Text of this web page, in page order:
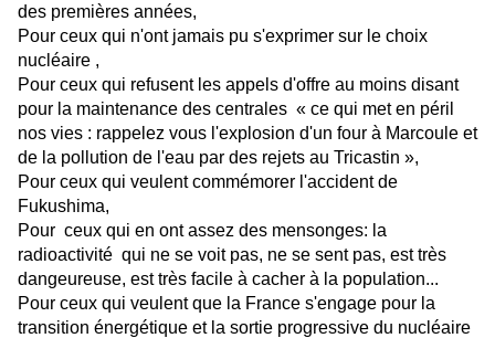
des premières années,
Pour ceux qui n'ont jamais pu s'exprimer sur le choix
nucléaire ,
Pour ceux qui refusent les appels d'offre au moins disant
pour la maintenance des centrales « ce qui met en péril
nos vies : rappelez vous l'explosion d'un four à Marcoule et
de la pollution de l'eau par des rejets au Tricastin »,
Pour ceux qui veulent commémorer l'accident de
Fukushima,
Pour ceux qui en ont assez des mensonges: la
radioactivité qui ne se voit pas, ne se sent pas, est très
dangeureuse, est très facile à cacher à la population...
Pour ceux qui veulent que la France s'engage pour la
transition énergétique et la sortie progressive du nucléaire